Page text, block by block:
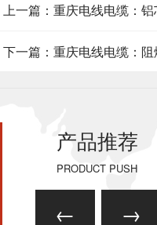
上一篇：重庆电线电缆：
下一篇：重庆电线电缆：
产品推荐
PRODUCT PUSH